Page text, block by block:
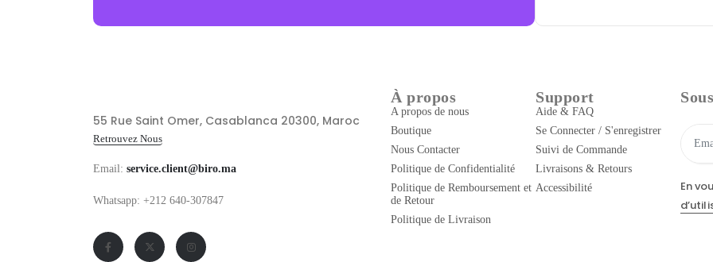
55 Rue Saint Omer, Casablanca 20300, Maroc
Retrouvez Nous
Email: service.client@biro.ma
Whatsapp: +212 640-307847
À propos
A propos de nous
Boutique
Nous Contacter
Politique de Confidentialité
Politique de Remboursement et
de Retour
Politique de Livraison
Support
Aide & FAQ
Se Connecter / S'enregistrer
Suivi de Commande
Livraisons & Retours
Accessibilité
En